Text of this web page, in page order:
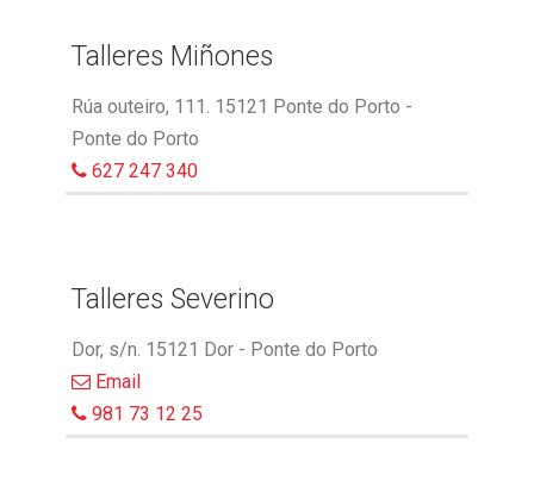
Talleres Miñones
Rúa outeiro, 111. 15121 Ponte do Porto -
Ponte do Porto
627 247 340
Talleres Severino
Dor, s/n. 15121 Dor - Ponte do Porto
Email
981 73 12 25